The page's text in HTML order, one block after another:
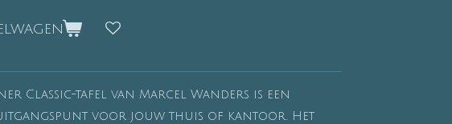
Classic-tafel van Marcel Wanders is een
voor jouw thuis of kantoor. Het